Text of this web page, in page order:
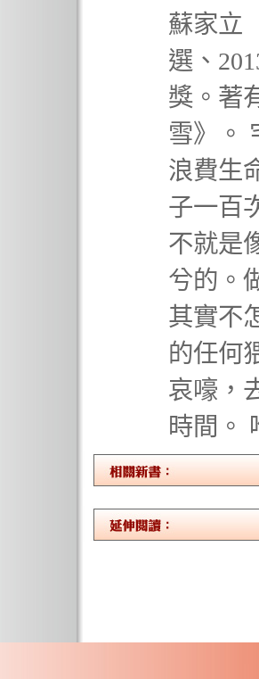
蘇家立
選、
獎。著
雪》。
浪費生
子一百
不就是
兮的。
其實不
的任何
哀嚎，
時間。